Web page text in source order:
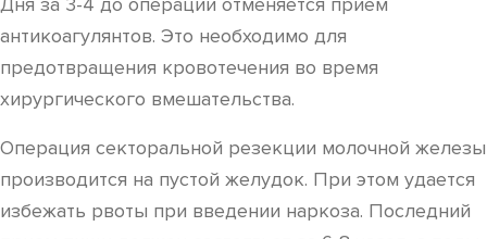
антикоагулянтов. Это необходимо для
предотвращения кровотечения во время
хирургического вмешательства.
Операция секторальной резекции молочной железы
производится на пустой желудок. При этом удается
избежать рвоты при введении наркоза. Последний